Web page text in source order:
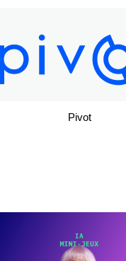
Pivot